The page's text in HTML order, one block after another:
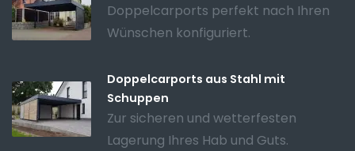
Doppelcarports perfekt nach Ihren
Wünschen konfiguriert.
Doppelcarports aus Stahl mit
Schuppen
Zur sicheren und wetterfesten
Lagerung Ihres Hab und Guts.